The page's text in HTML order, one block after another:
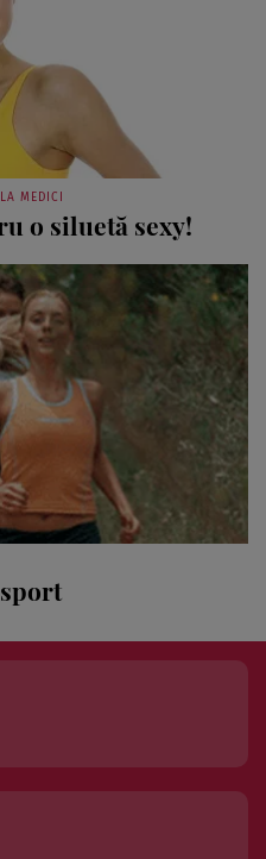
MEDICI
o siluetă sexy!